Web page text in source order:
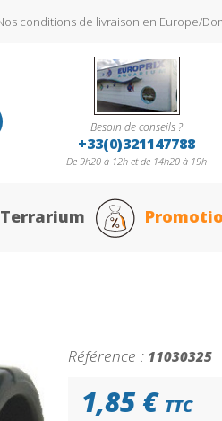
conditions de livraison en Europe/
Besoin de conseils ?
+33(0)321147788
De 9h20 à 12h et de 14h20 à 19h
Terrarium
Référence : 11030325
1,85 € TTC